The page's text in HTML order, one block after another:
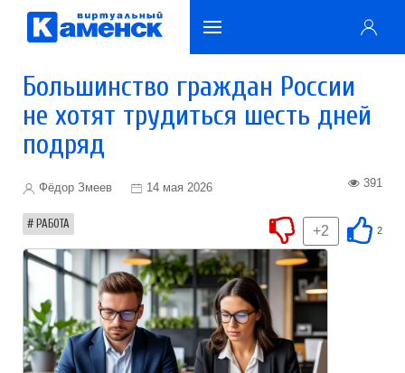
Большинство граждан России
не хотят трудиться шесть дней
подряд
Фёдор Змеев 14 мая 2026 391
РАБОТА 2
+2